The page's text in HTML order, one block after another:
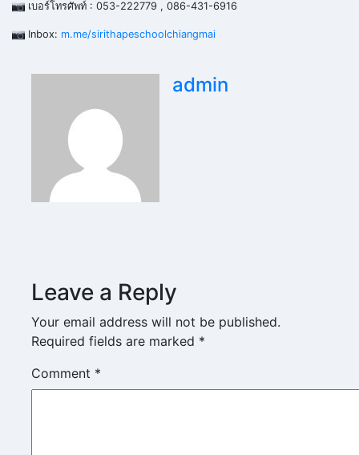
เบอร์โทรศัพท์ : 053-222779 , 086-431-6916
Inbox: m.me/sirithapeschoolchiangmai
admin
Leave a Reply
Your email address will not be published.
Required fields are marked *
Comment *